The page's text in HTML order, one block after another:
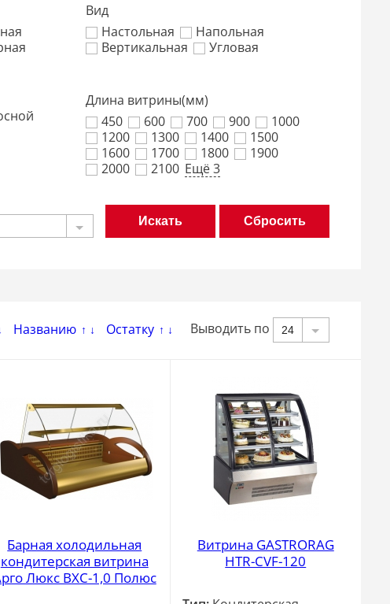
Вид
Настольная
Напольная
Вертикальная
Угловая
Длина витрины(мм)
450
600 700 900
1000
1200
1300 1400
1500
1600
1700 1800
1900
2000
2100 Ещё 3
Сбросить
Названию ↑ ↓ Остатку ↑ ↓ Выводить по 24
Барная холодильная
кондитерская витрина
Люкс ВХС-1,0 Полюс
Витрина GASTRORAG
HTR-CVF-120